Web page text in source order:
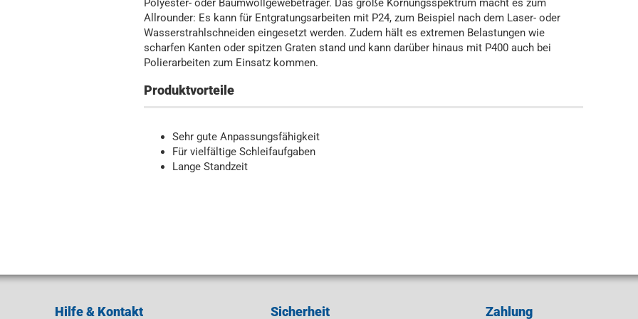
Polyester- oder Baumwollgewebeträger. Das große Körnungsspektrum macht es zum
Allrounder: Es kann für Entgratungsarbeiten mit P24, zum Beispiel nach dem Laser- oder
Wasserstrahlschneiden eingesetzt werden. Zudem hält es extremen Belastungen wie
scharfen Kanten oder spitzen Graten stand und kann darüber hinaus mit P400 auch bei
Polierarbeiten zum Einsatz kommen.
Produktvorteile
Sehr gute Anpassungsfähigkeit
Für vielfältige Schleifaufgaben
Lange Standzeit
Hilfe & Kontakt Sicherheit Zahlung